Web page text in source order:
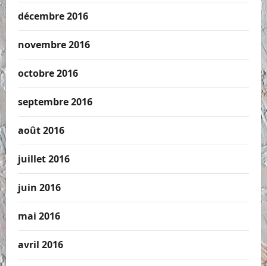
décembre 2016
novembre 2016
octobre 2016
septembre 2016
août 2016
juillet 2016
juin 2016
mai 2016
avril 2016